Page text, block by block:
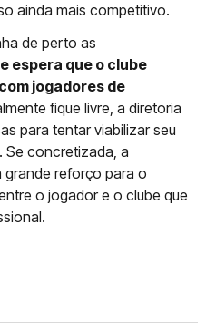
ainda mais competitivo.
de perto as
e espera que o clube
jogadores de
fique livre, a diretoria
para tentar viabilizar seu
Se concretizada, a
reforço para o
o jogador e o clube que